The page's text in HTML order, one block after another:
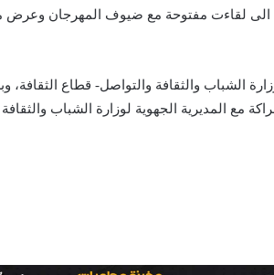
الى لقاءت مفتوحة مع ضيوف المهرجان وعرض
الشباب والثقافة والتواصل- قطاع
مع المديرية الجهوية لوزارة الشباب